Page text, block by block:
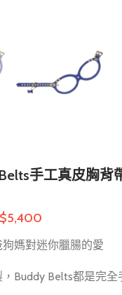
手工真皮胸背
5,400
狗媽對迷你臘腸的愛
，Buddy Belts都是完全